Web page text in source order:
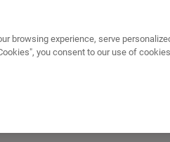
browsing experience, serve
you consent to our use of